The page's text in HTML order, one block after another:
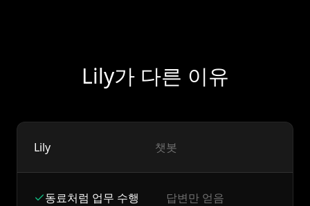
Lily가 다른 이유
Lily 챗봇
동료처럼 업무 수행 답변만 얻음